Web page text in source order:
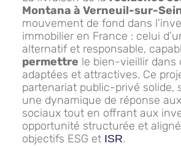
Montana à Verneuil-sur-
mouvement de fond dans
immobilier en France : celui
alternatif et responsable,
permettre le bien-vieillir dans
adaptées et attractives. Ce
partenariat public-privé solide,
une dynamique de réponse
sociaux tout en offrant aux
opportunité structurée et
objectifs ESG et ISR.